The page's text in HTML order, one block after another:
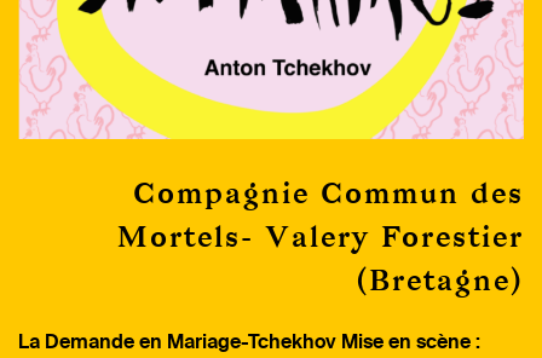
Compagnie Commun des
Mortels- Valery Forestier
(Bretagne)
La Demande en Mariage-Tchekhov Mise en scène :